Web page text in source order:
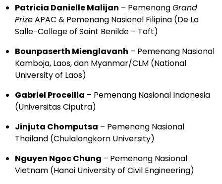
Patricia Danielle Malijan – PemenangGrand
PrizeAPAC & Pemenang Nasional Filipina (De La
Salle-College of Saint Benilde – Taft)
Bounpaserth Mienglavanh – Pemenang Nasional
Kamboja, Laos, dan Myanmar/CLM (National
University of Laos)
Gabriel Procellia – Pemenang Nasional Indonesia
(Universitas Ciputra)
Jinjuta Chomputsa – Pemenang Nasional
Thailand (Chulalongkorn University)
Nguyen Ngoc Chung – Pemenang Nasional
Vietnam (Hanoi University of Civil Engineering)